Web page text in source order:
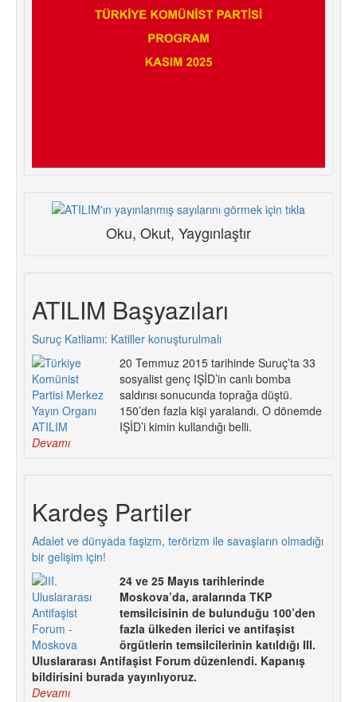
Oku, Okut, Yaygınlaştır
ATILIM Başyazıları
Suruç Katliamı: Katiller konuşturulmalı
20 Temmuz 2015 tarihinde Suruç’ta 33
sosyalist genç IŞİD’in canlı bomba
saldırısı sonucunda toprağa düştü.
150’den fazla kişi yaralandı. O dönemde
IŞİD’i kimin kullandığı belli.
Devamı
Kardeş Partiler
Adalet ve dünyada faşizm, terörizm ile savaşların olmadığı
bir gelişim için!
24 ve 25 Mayıs tarihlerinde
Moskova’da, aralarında TKP
temsilcisinin de bulunduğu 100’den
fazla ülkeden ilerici ve antifaşist
örgütlerin temsilcilerinin katıldığı III.
Uluslararası Antifaşist Forum düzenlendi. Kapanış
bildirisini burada yayınlıyoruz.
Devamı